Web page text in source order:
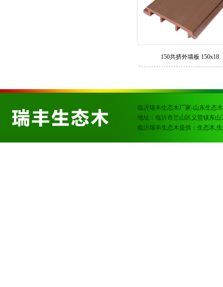
150共挤外墙板 150x18
临沂瑞丰生态木厂家-山东生态
地址：临沂市兰山区义堂镇东山
临沂瑞丰生态木提供：生态木,